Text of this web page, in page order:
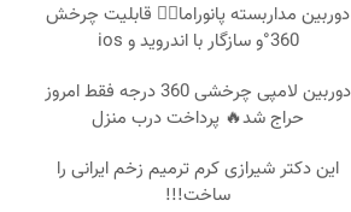
دوربین مداربسته پانوراما👈🏻 قابلیت چرخش
360°و سازگار با اندروید و ios
دوربین لامپی چرخشی 360 درجه فقط امروز
حراج شد🔥 پرداخت درب منزل
این دکتر شیرازی کرم ترمیم زخم ایرانی را
ساخت!!!